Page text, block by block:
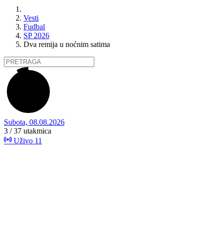
Vesti
Fudbal
SP 2026
Dva remija u noćnim satima
Subota, 08.08.2026
3 / 37 utakmica
Uživo 11